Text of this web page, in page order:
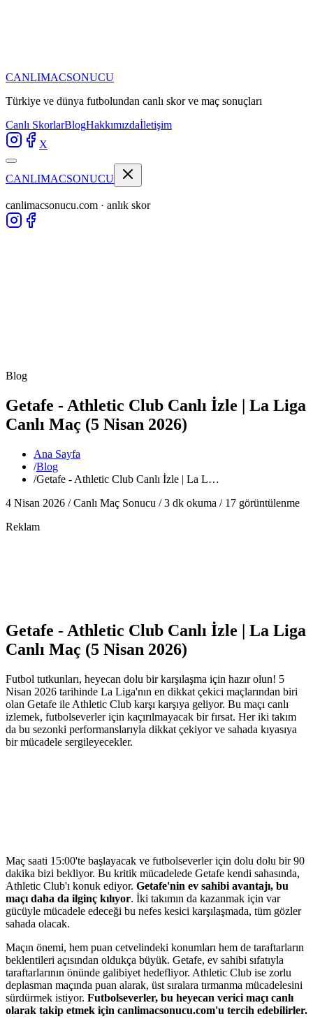
CANLIMACSONUCU
Türkiye ve dünya futbolundan canlı skor ve maç sonuçları
Canlı SkorlarBlogHakkımızdaİletişim
X
CANLIMACSONUCU
canlimacsonucu.com · anlık skor
Blog
Getafe - Athletic Club Canlı İzle | La Liga
Canlı Maç (5 Nisan 2026)
Ana Sayfa
/Blog
/Getafe - Athletic Club Canlı İzle | La L…
4 Nisan 2026 /Canlı Maç Sonucu /3 dk okuma / 17 görüntülenme
Reklam
Getafe - Athletic Club Canlı İzle | La Liga
Canlı Maç (5 Nisan 2026)
Futbol tutkunları, heyecan dolu bir karşılaşma için hazır olun! 5
Nisan 2026 tarihinde La Liga'nın en dikkat çekici maçlarından biri
olan Getafe ile Athletic Club karşı karşıya geliyor. Bu maçı canlı
izlemek, futbolseverler için kaçırılmayacak bir fırsat. Her iki takım
da bu sezonki performanslarıyla dikkat çekiyor ve sahada kıyasıya
bir mücadele sergileyecekler.
Maç saati 15:00'te başlayacak ve futbolseverler için dolu dolu bir 90
dakika bizi bekliyor. Bu kritik mücadelede Getafe kendi sahasında,
Athletic Club'ı konuk ediyor. Getafe'nin ev sahibi avantajı, bu
maçı daha da ilginç kılıyor. İki takımın da kazanmak için var
gücüyle mücadele edeceği bu nefes kesici karşılaşmada, tüm gözler
sahada olacak.
Maçın önemi, hem puan cetvelindeki konumları hem de taraftarların
beklentileri açısından oldukça büyük. Getafe, ev sahibi sıfatıyla
taraftarlarının önünde galibiyet hedefliyor. Athletic Club ise zorlu
deplasman maçında puan alarak, üst sıralara tırmanma mücadelesini
sürdürmek istiyor. Futbolseverler, bu heyecan verici maçı canlı
olarak takip etmek için canlimacsonucu.com'u tercih edebilirler.